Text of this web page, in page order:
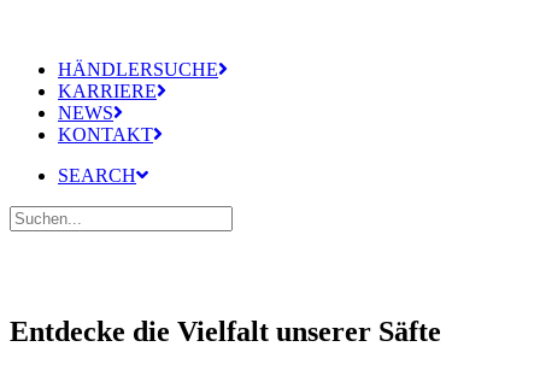
HÄNDLERSUCHE
KARRIERE
NEWS
KONTAKT
SEARCH
Entdecke die Vielfalt unserer Säfte